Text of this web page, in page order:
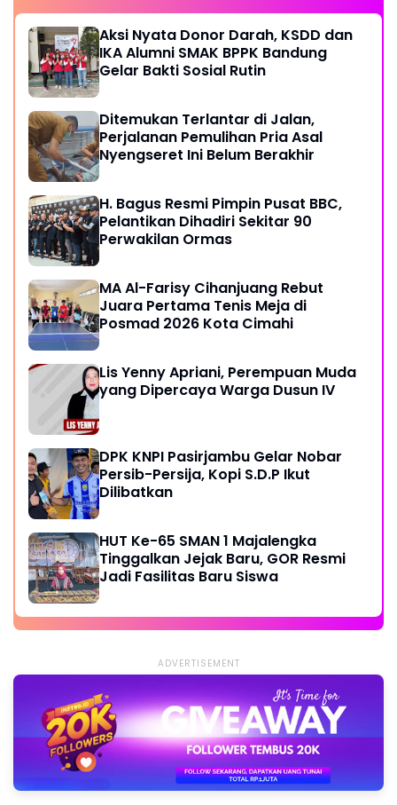
Aksi Nyata Donor Darah, KSDD dan
IKA Alumni SMAK BPPK Bandung
Gelar Bakti Sosial Rutin
Ditemukan Terlantar di Jalan,
Perjalanan Pemulihan Pria Asal
Nyengseret Ini Belum Berakhir
H. Bagus Resmi Pimpin Pusat BBC,
Pelantikan Dihadiri Sekitar 90
Perwakilan Ormas
MA Al-Farisy Cihanjuang Rebut
Juara Pertama Tenis Meja di
Posmad 2026 Kota Cimahi
Lis Yenny Apriani, Perempuan Muda
yang Dipercaya Warga Dusun IV
DPK KNPI Pasirjambu Gelar Nobar
Persib-Persija, Kopi S.D.P Ikut
Dilibatkan
HUT Ke-65 SMAN 1 Majalengka
Tinggalkan Jejak Baru, GOR Resmi
Jadi Fasilitas Baru Siswa
ADVERTISEMENT